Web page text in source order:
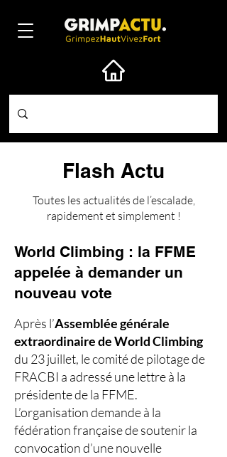
Flash Actu
Toutes les actualités de l’escalade,
rapidement et simplement !
World Climbing : la FFME
appelée à demander un
nouveau vote
Après l’Assemblée générale
extraordinaire de World Climbing
du 23 juillet, le comité de pilotage de
FRACBI a adressé une lettre à la
présidente de la FFME.
L’organisation demande à la
fédération française de soutenir la
convocation d’une nouvelle